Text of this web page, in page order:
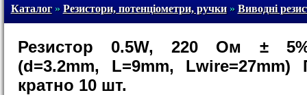
Каталог» Резистори, потенціометри, ручки» Виводні
Резистор 0.5W, 220 Ом ±
(d=3.2mm, L=9mm, Lwire=27mm)
кратно 10 шт.